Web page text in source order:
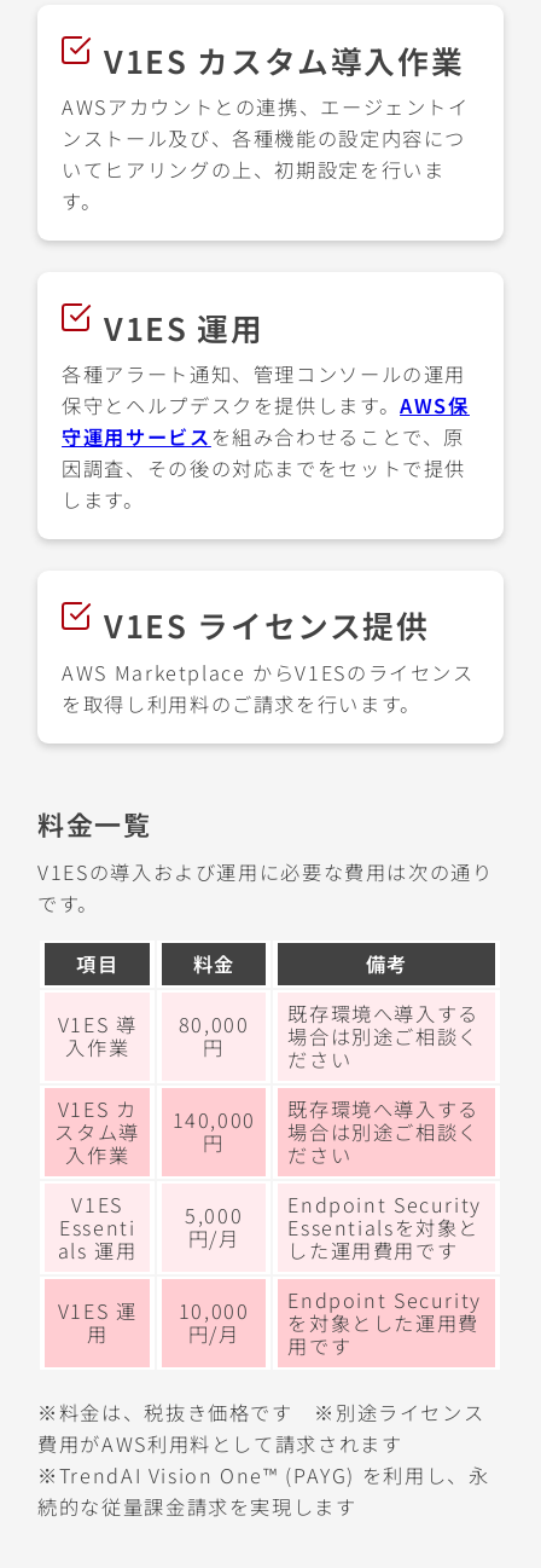
V1ES カスタム導入作業
AWSアカウントとの連携、エージェントイ
ンストール及び、各種機能の設定内容につ
いてヒアリングの上、初期設定を行いま
す。
V1ES 運用
各種アラート通知、管理コンソールの運用
保守とヘルプデスクを提供します。AWS保
守運用サービス を組み合わせることで、原
因調査、その後の対応までをセットで提供
します。
V1ES ライセンス提供
AWS Marketplace からV1ESのライセンス
を取得し利用料のご請求を行います。
料金一覧
V1ESの導入および運用に必要な費用は次の通り
です。
項目 料金 備考
V1ES 導
入作業
80,000
円
既存環境へ導入する
場合は別途ご相談く
ださい
V1ES カ
スタム導
入作業
140,000
円
既存環境へ導入する
場合は別途ご相談く
ださい
V1ES
Essenti
als 運用
5,000
円/月
Endpoint Security
Essentialsを対象と
した運用費用です
V1ES 運
用
10,000
円/月
Endpoint Security
を対象とした運用費
用です
※料金は、税抜き価格です ※別途ライセンス
費用がAWS利用料として請求されます
※TrendAI Vision One™ (PAYG) を利用し、永
続的な従量課金請求を実現します